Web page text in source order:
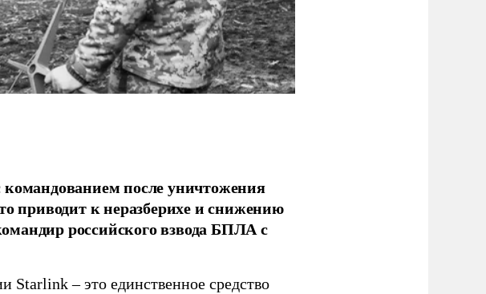
командованием после уничтожения
приводит к неразберихе и снижению
российского взвода БПЛА с
Starlink – это единственное средство